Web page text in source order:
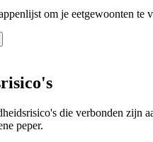
om je eetgewoonten te
die verbonden zijn
peper.